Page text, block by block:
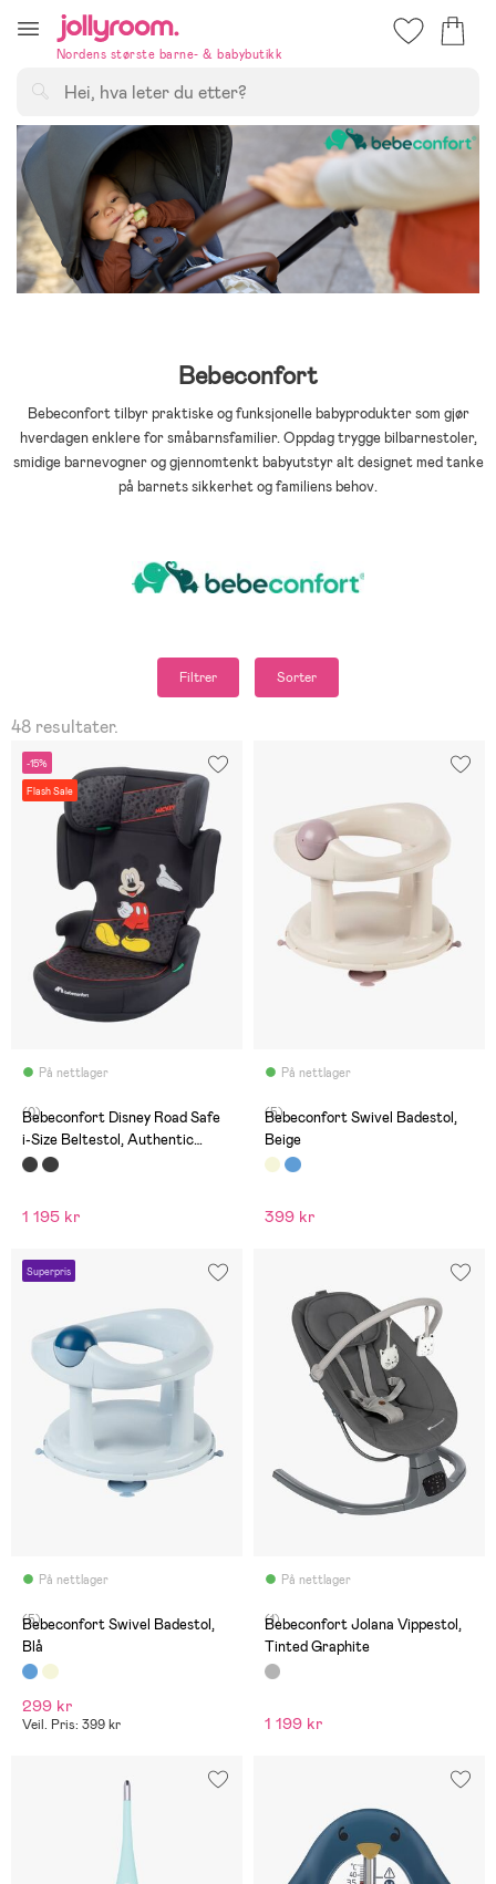
till
innehålletNordens største barne- & babybutikk
Bebeconfort
Bebeconfort tilbyr praktiske og funksjonelle babyprodukter som gjør
hverdagen enklere for småbarnsfamilier. Oppdag trygge bilbarnestoler,
smidige barnevogner og gjennomtenkt babyutstyr alt designet med tanke
på barnets sikkerhet og familiens behov.
Filtrer Sorter
48 resultater.
-15%
Flash Sale
På nettlager
(0)
Bebeconfort Disney Road Safe
i-Size Beltestol, Authentic
Mickey
1 195 kr
På nettlager
(5)
Bebeconfort Swivel Badestol,
Beige
399 kr
Superpris
På nettlager
(5)
Bebeconfort Swivel Badestol,
Blå
299 kr
Veil. Pris: 399 kr
På nettlager
(1)
Bebeconfort Jolana Vippestol,
Tinted Graphite
1 199 kr